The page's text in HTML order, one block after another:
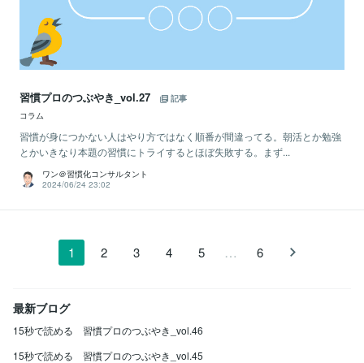
習慣プロのつぶやき_vol.27
記事
コラム
習慣が身につかない人はやり方ではなく順番が間違ってる。朝活とか勉強
とかいきなり本題の習慣にトライするとほぼ失敗する。まず...
ワン＠習慣化コンサルタント
2024/06/24 23:02
1 2 3 4 5 … 6
最新ブログ
15秒で読める 習慣プロのつぶやき_vol.46
15秒で読める 習慣プロのつぶやき_vol.45